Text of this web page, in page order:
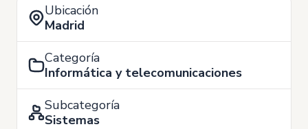
Ubicación
Madrid
Categoría
Informática y telecomunicaciones
Subcategoría
Sistemas